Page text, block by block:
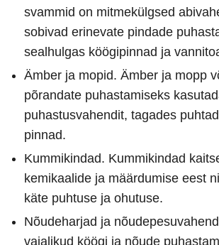
svammid on mitmekülgsed
sobivad erinevate pindade
sealhulgas köögipinnad ja
Ämber ja mopid. Ämber ja mopp
põrandate puhastamiseks
puhastusvahendit, tagades
pinnad.
Kummikindad. Kummikindad
kemikaalide ja määrdumise eest
käte puhtuse ja ohutuse.
Nõudeharjad ja
vajalikud köögi ja nõude